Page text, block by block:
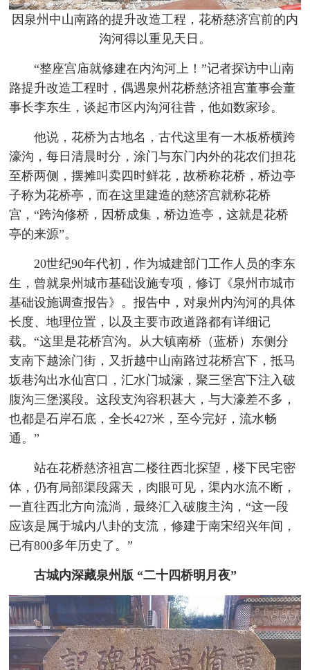
因泉州中山南路的提升改造工程，花桥慈济宫前的内
沟河得以重见天日。
“整座宫庙就修建在内沟河上！”记者探访中山南
路提升改造工程时，偶遇泉州花桥慈济祖宫董事会董
事长李东生，谈起市区内沟河往昔，他如数家珍。
他说，花桥为古地名，古代这里有一木板桥横跨
濠沟，每日清晨时分，涂门与东门内外的花农们担花
至桥两侧，摆摊叫卖四时鲜花，故桥称花桥，桥边亭
子称为花桥亭，而在这里建造的慈济宫就称花桥
宫，“跨沟修桥，因桥成集，桥边造亭，这就是花桥
亭的来源”。
20世纪90年代初，作为城建部门工作人员的李东
生，曾就泉州城市基础设施专项，修订《泉州市城市
基础设施调查报告》。报告中，对泉州内沟河的具体
长度、地理位置，以及主要市政道路都有详细记
载。“这里是花桥宫沟。从大镇南桥（蓝桥）东侧分
支南下越涂门街，又折越中山南路过花桥宫下，抵马
坂巷沟出水仙宫口，汇水门城濠，聚三堡宫下注入破
腹沟三堡溪段。这段支沟容积甚大，与大濠差不多，
也都是石岸石底，全长427米，至今完好，流水畅
通。”
站在花桥慈济祖宫二楼往西北探望，楼下民宅密
体，仍有局部渠段露天，肉眼可见，渠内水流不断，
一直往西北方向流淌，最终汇入破腹主沟，“这一段
应该是属于城内八卦的支流，修建于南宋绍兴年间，
已有800多年历史了。”
古城内深藏泉州版 “二十四桥明月夜”